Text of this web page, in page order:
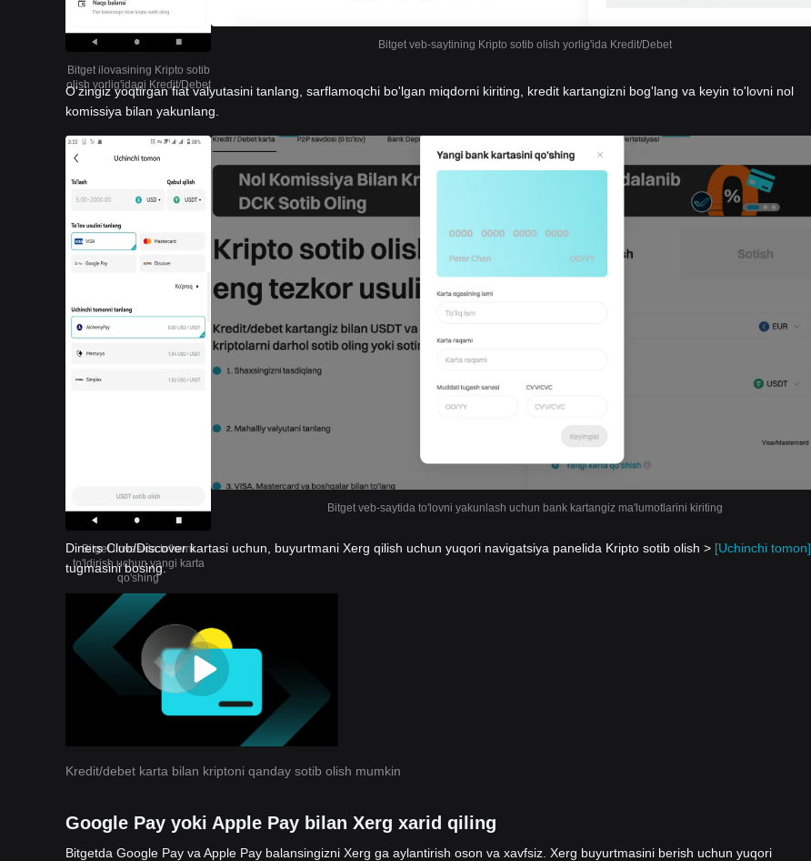
Bitget ilovasining Kripto sotib
olish yorlig'idagi Kredit/Debet
Bitget veb-saytining Kripto sotib olish yorlig'ida Kredit/Debet
O'zingiz yoqtirgan fiat valyutasini tanlang, sarflamoqchi bo'lgan miqdorni kiriting, kredit kartangizni bog'lang va keyin to'lovni nol
komissiya bilan yakunlang.
Bitget ilovasida to'lovni
to'ldirish uchun yangi karta
qo'shing
Bitget veb-saytida to'lovni yakunlash uchun bank kartangiz ma'lumotlarini kiriting
Diners Club/Discover kartasi uchun, buyurtmani Xerg qilish uchun yuqori navigatsiya panelida Kripto sotib olish > [Uchinchi tomon]
tugmasini bosing.
Kredit/debet karta bilan kriptoni qanday sotib olish mumkin
Google Pay yoki Apple Pay bilan Xerg xarid qiling
Bitgetda Google Pay va Apple Pay balansingizni Xerg ga aylantirish oson va xavfsiz. Xerg buyurtmasini berish uchun yuqori